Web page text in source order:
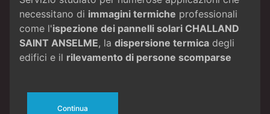
necessitano di immagini termiche professionali
come l'ispezione dei pannelli solari CHALLAND
SAINT ANSELME, la dispersione termica degli
edifici e il rilevamento di persone scomparse
Continua